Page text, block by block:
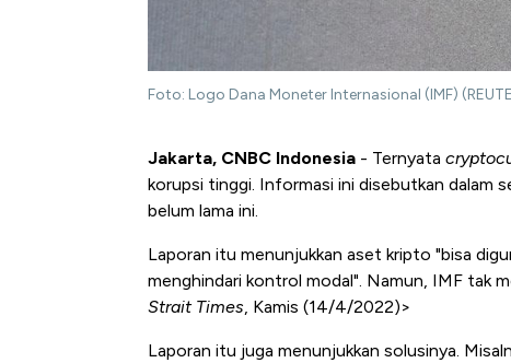
Foto: Logo Dana Moneter Internasional (IMF)
Jakarta, CNBC Indonesia - Ternyata
korupsi tinggi. Informasi ini disebutkan dalam
belum lama ini.
Laporan itu menunjukkan aset kripto "bisa
menghindari kontrol modal". Namun, IMF tak
Strait Times, Kamis (14/4/2022)>
Laporan itu juga menunjukkan solusinya.